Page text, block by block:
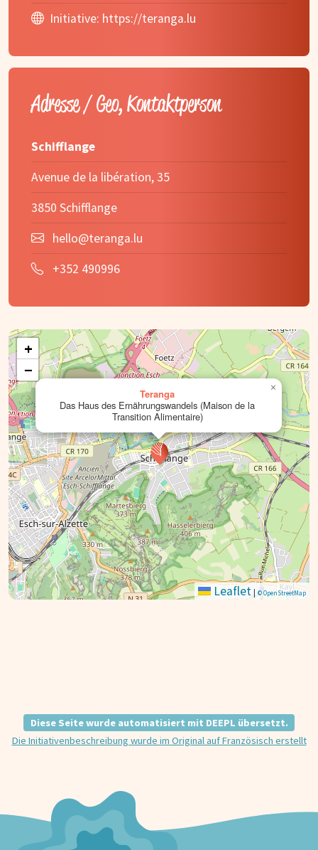
Initiative: https://teranga.lu
Adresse / Geo, Kontaktperson
Schifflange
Avenue de la libération, 35
3850 Schifflange
hello@teranga.lu
+352 490996
Teranga
Das Haus des Ernährungswandels (Maison de la
Transition Alimentaire)
×
+
−
Leaflet | © OpenStreetMap
Diese Seite wurde automatisiert mit DEEPL übersetzt.
Die Initiativenbeschreibung wurde im Original auf Französisch erstellt